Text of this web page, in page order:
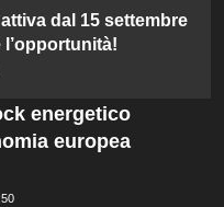
dal 15 settembre
energetico
europea